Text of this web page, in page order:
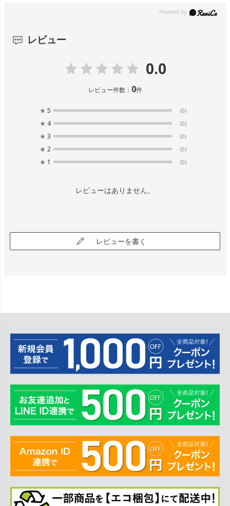
レビュー
0.0
レビュー件数： 0件
★ 5 (0)
★ 4 (0)
★ 3 (0)
★ 2 (0)
★ 1 (0)
レビューはありません。
レビューを書く